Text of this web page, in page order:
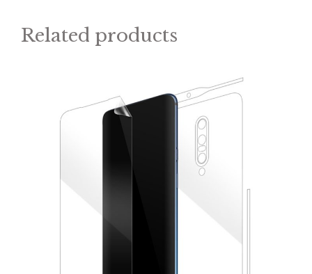
Related products